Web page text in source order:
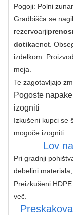
Pogoji: Polni
Gradbišča se
rezervoarji
dotikaenot.
izdelkom.
meja.
Te zagotavljajo
Pogoste
izogniti
Izkušeni kupci se
mogoče izogniti.
Lov
Pri gradnji
debelini
Preizkušeni
več.